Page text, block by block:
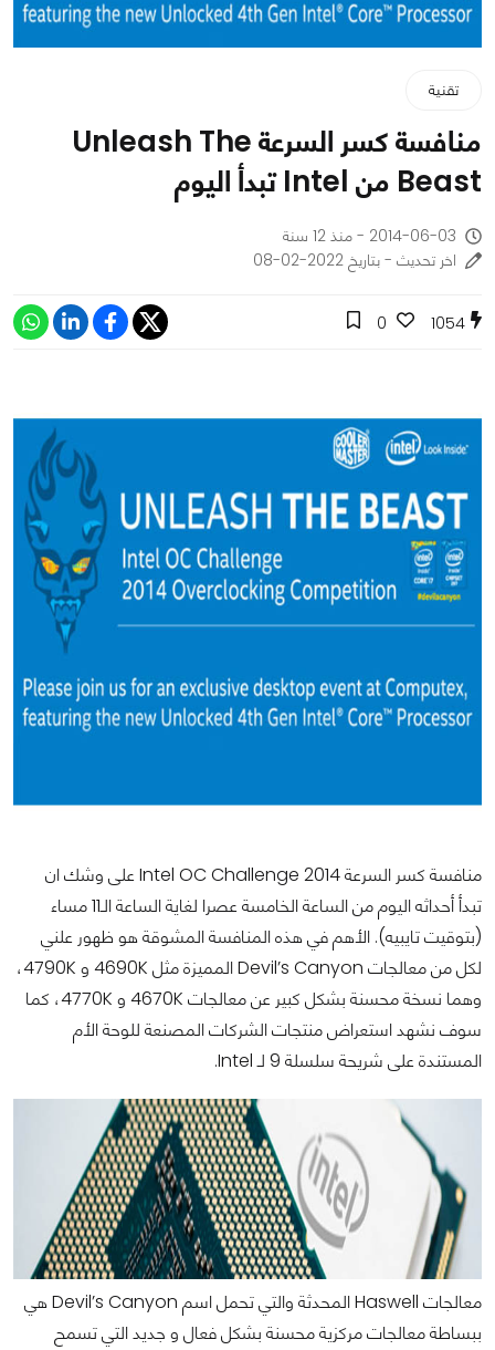
تقنية
منافسة كسر السرعة Unleash The
Beast من Intel تبدأ اليوم
2014-06-03 - منذ 12 سنة
اخر تحديث - بتاريخ 2022-02-08
1054
0
منافسة كسر السرعة Intel OC Challenge 2014 على وشك ان
تبدأ أحداثه اليوم من الساعة الخامسة عصرا لغاية الساعة الـ11 مساء
(بتوقيت تايبيه). الأهم في هذه المنافسة المشوقة هو ظهور علني
لكل من معالجات Devil’s Canyon المميزة مثل 4690K و 4790K،
وهما نسخة محسنة بشكل كبير عن معالجات 4670K و 4770K، كما
سوف نشهد استعراض منتجات الشركات المصنعة للوحة الأم
المستندة على شريحة سلسلة 9 لـ Intel.
معالجات Haswell المحدثة والتي تحمل اسم Devil’s Canyon هي
ببساطة معالجات مركزية محسنة بشكل فعال و جديد التي تسمح